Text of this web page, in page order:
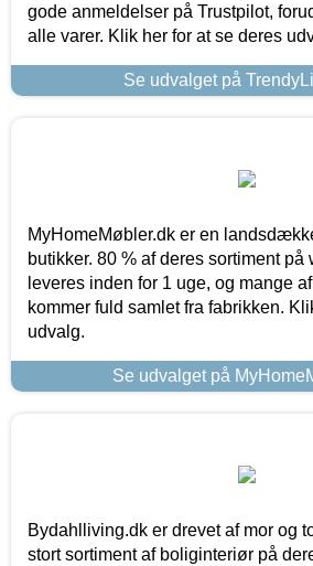
gode anmeldelser på Trustpilot,
alle varer. Klik her for at se deres
Se udvalget på
MyHomeMøbler.dk er en
butikker. 80 % af deres sortiment på
leveres inden for 1 uge, og mange
kommer fuld samlet fra fabrikken.
udvalg.
Se udvalget på
Bydahlliving.dk er drevet af mor og
stort sortiment af boliginteriør på